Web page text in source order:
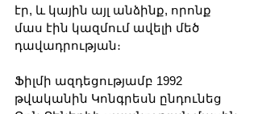
էր, և կային այլ անձինք, որոնք
մաս էին կազմում ավելի մեծ
դավադրության։
Ֆիլմի ազդեցությամբ 1992
թվականին Կոնգրեսն ընդունեց